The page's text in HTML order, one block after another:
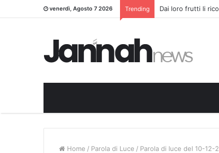
venerdì, Agosto 7 2026 Trending Dai loro frutti li
Home / Parola di Luce / Parola di luce del 10-12-